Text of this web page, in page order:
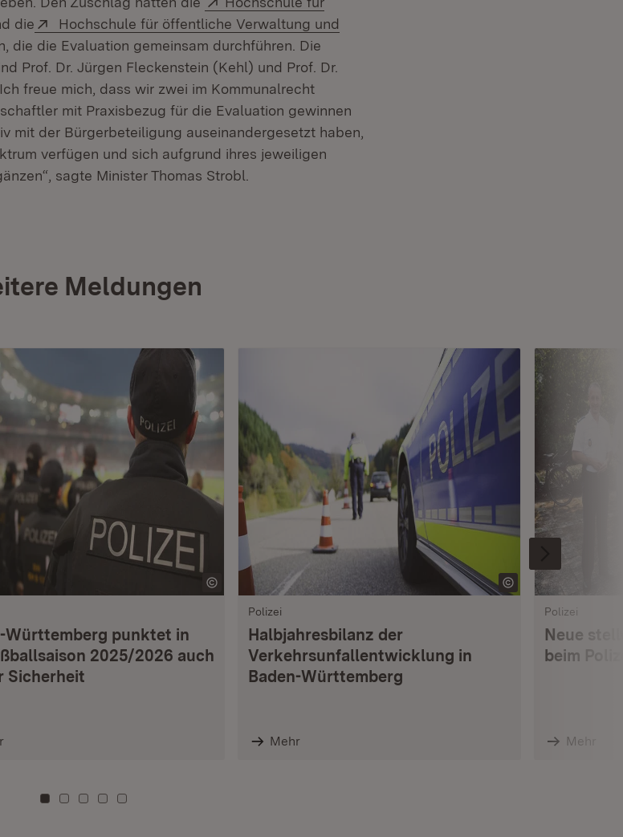
in neuem Fenster)
die Extern:
Hochschule für öffentliche Verwaltung und
neuem Fenster)
die die Evaluation gemeinsam durchführen. Die
Prof. Dr. Jürgen Fleckenstein (Kehl) und Prof. Dr.
freue mich, dass wir zwei im Kommunalrecht
mit Praxisbezug für die Evaluation gewinnen
mit der Bürgerbeteiligung auseinandergesetzt haben,
verfügen und sich aufgrund ihres jeweiligen
sagte Minister Thomas Strobl.
Meldungen
Württemberg punktet in
2025/2026 auch
Sicherheit
Polizei
Halbjahresbilanz der
Verkehrsunfallentwicklung in
Baden-Württemberg
Mehr
Polizei
Neue
beim
Mehr
Zu Kachel: 0
Zu Kachel: 3
Zu Kachel: 6
Zu Kachel: 9
Zu Kachel: 12